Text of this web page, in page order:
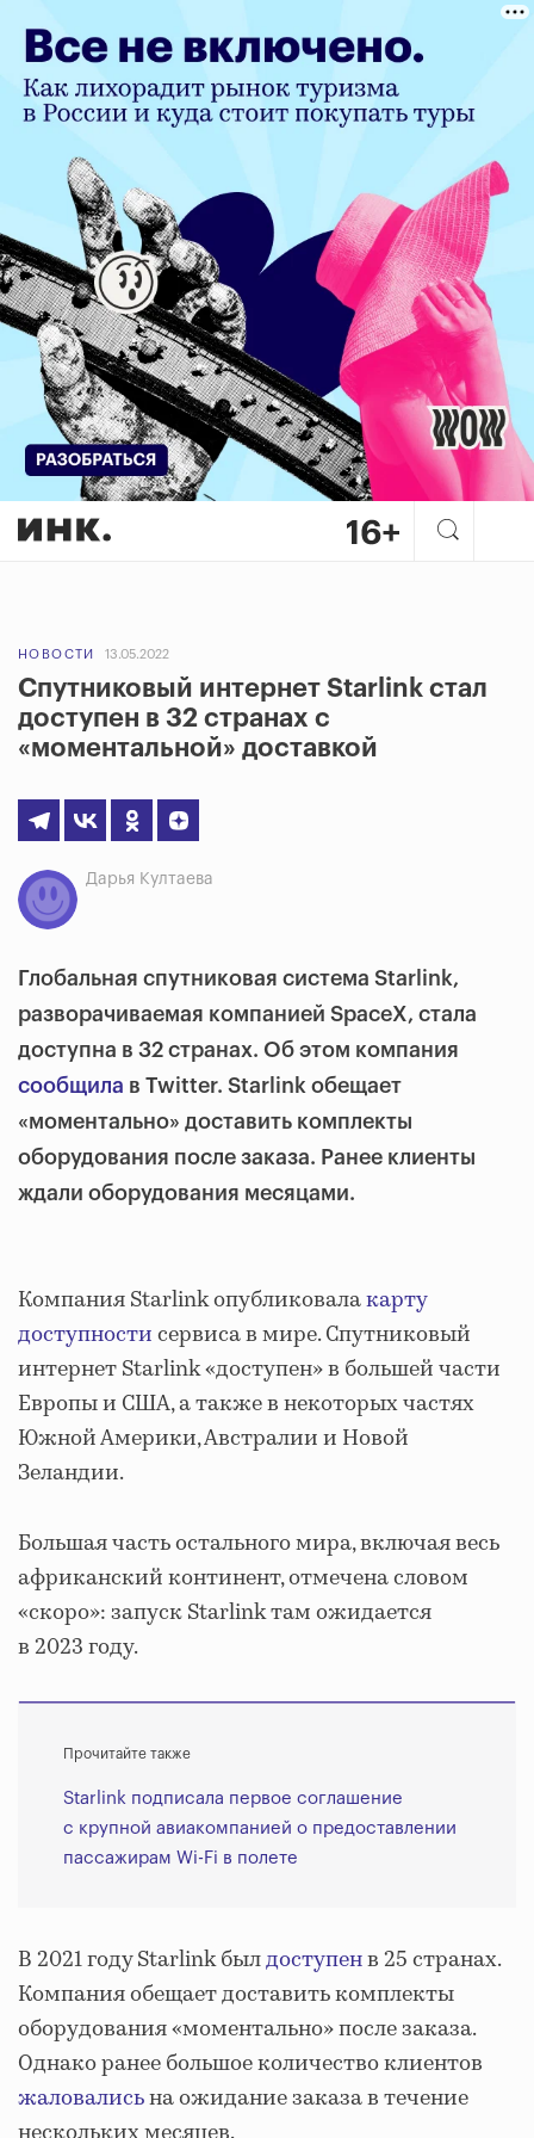
НОВОСТИ 13.05.2022
Спутниковый интернет Starlink стал
доступен в 32 странах с
«моментальной» доставкой
Дарья Култаева
Глобальная спутниковая система Starlink,
разворачиваемая компанией SpaceX, стала
доступна в 32 странах. Об этом компания
сообщила в Twitter. Starlink обещает
«моментально» доставить комплекты
оборудования после заказа. Ранее клиенты
ждали оборудования месяцами.
Компания Starlink опубликовалакарту
доступностисервиса в мире. Спутниковый
интернет Starlink «доступен» в большей части
Европы и США, а также в некоторых частях
Южной Америки, Австралии и Новой
Зеландии.
Большая часть остального мира, включая весь
африканский континент, отмечена словом
«скоро»: запуск Starlink там ожидается
в 2023 году.
Прочитайте также
Starlink подписала первое соглашение
с крупной авиакомпанией о предоставлении
пассажирам Wi-Fi в полете
В 2021 году Starlink былдоступенв 25 странах.
Компания обещает доставить комплекты
оборудования «моментально» после заказа.
Однако ранее большое количество клиентов
жаловалисьна ожидание заказа в течение